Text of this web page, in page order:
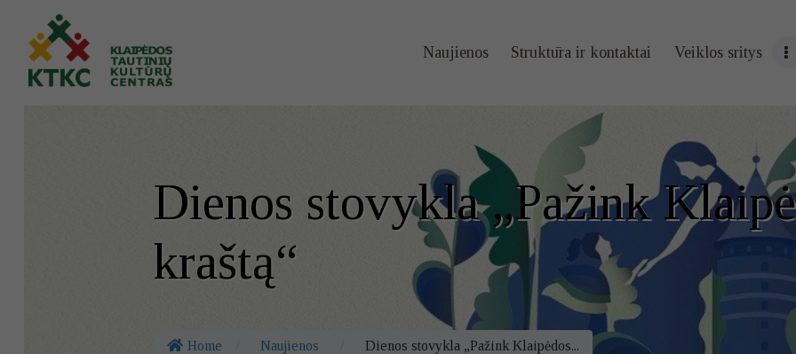
Naujienos Struktūra ir kontaktai Veiklos sritys
Dienos stovykla „Pažink
kraštą“
Home Naujienos Dienos stovykla „Pažink Klaipėdos...
kontaktai
Veiklos sritys
Administracin
ė informacija
Kontaktai